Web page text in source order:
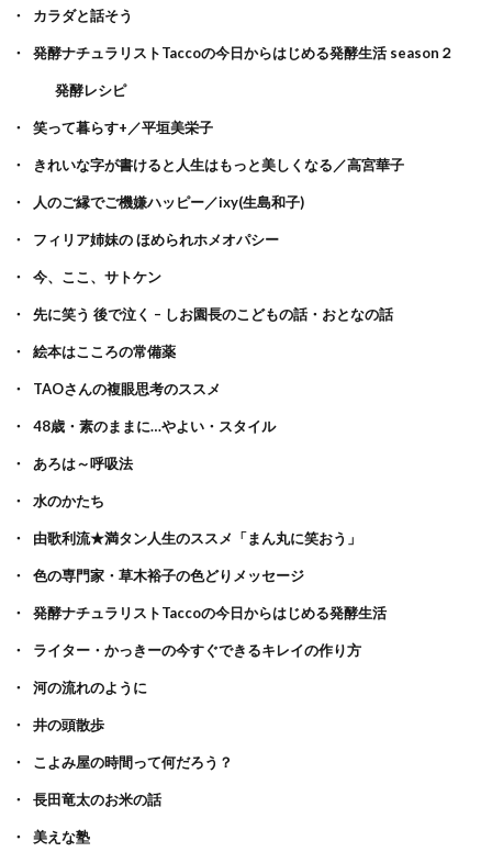
カラダと話そう
発酵ナチュラリストTaccoの今日からはじめる発酵生活 season２
発酵レシピ
笑って暮らす+／平垣美栄子
きれいな字が書けると人生はもっと美しくなる／高宮華子
人のご縁でご機嫌ハッピー／ixy(生島和子)
フィリア姉妹の ほめられホメオパシー
今、ここ、サトケン
先に笑う 後で泣く – しお園長のこどもの話・おとなの話
絵本はこころの常備薬
TAOさんの複眼思考のススメ
48歳・素のままに…やよい・スタイル
あろは～呼吸法
水のかたち
由歌利流★満タン人生のススメ「まん丸に笑おう」
色の専門家・草木裕子の色どりメッセージ
発酵ナチュラリストTaccoの今日からはじめる発酵生活
ライター・かっきーの今すぐできるキレイの作り方
河の流れのように
井の頭散歩
こよみ屋の時間って何だろう？
長田竜太のお米の話
美えな塾